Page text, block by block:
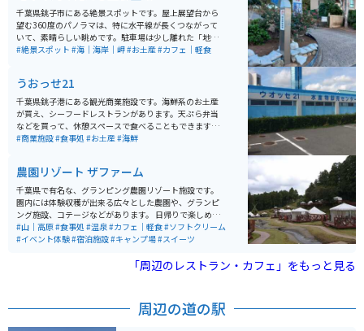
千葉県銚子市にある絶景スポットです。屋上展望台から
望む360度のパノラマは、特に水平線が長くつながって
いて、素晴らしい眺めです。駐車場は少し離れた「地球
の丸く見える丘ふれあい広場」になります。天気が良い
#絶景スポット #海｜海岸｜岬#お土産#カフェ｜軽食
うおっせ21
千葉県銚子港にある観光商業施設です。海鮮系のお土産
が買え、シーフードレストランがあります。天ぷら弁当
などを買って、休憩スペースで食べることもできます。
水産物は宅配便発送にも対応しているので、バイクで苦
#商業施設#食事処 #お土産#海鮮
農園リゾート ザファーム
千葉県で有名な、グランピング農園リゾート施設です。
園内には体験収穫が出来る広々とした農園や、グランピ
ング施設、コテージなどがあります。 日帰りで楽しめる
BBQ場や、農園で取れた野菜を使用した料理、手作りス
イーツなどを頂けるカフェなどもあります。 ジップライ
りでものんびりと楽しめるリゾート施設です。
#山｜高原#食事処 #温泉#カフェ｜軽食#ソフトクリーム
#イベント体験#宿泊施設#キャンプ場#スイーツ
「周辺のレストラン・カフェ」をもっと見る
周辺の道の駅